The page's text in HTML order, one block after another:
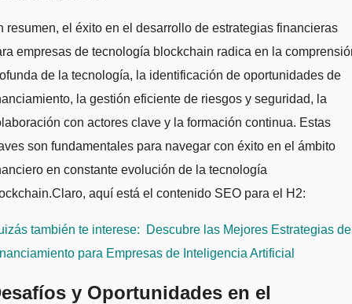
resumen, el éxito en el desarrollo de estrategias financieras
empresas de tecnología blockchain radica en la
de la tecnología, la identificación de oportunidades de
la gestión eficiente de riesgos y seguridad, la
con actores clave y la formación continua. Estas
son fundamentales para navegar con éxito en el ámbito
en constante evolución de la tecnología
aquí está el contenido SEO para el H2:
también te interese:
Descubre las Mejores Estrategias de
para Empresas de Inteligencia Artificial
y Oportunidades en el